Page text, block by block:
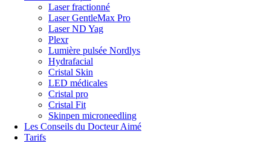
Laser fractionné
Laser GentleMax Pro
Laser ND Yag
Plexr
Lumière pulsée Nordlys
Hydrafacial
Cristal Skin
LED médicales
Cristal pro
Cristal Fit
Skinpen microneedling
Les Conseils du Docteur Aimé
Tarifs